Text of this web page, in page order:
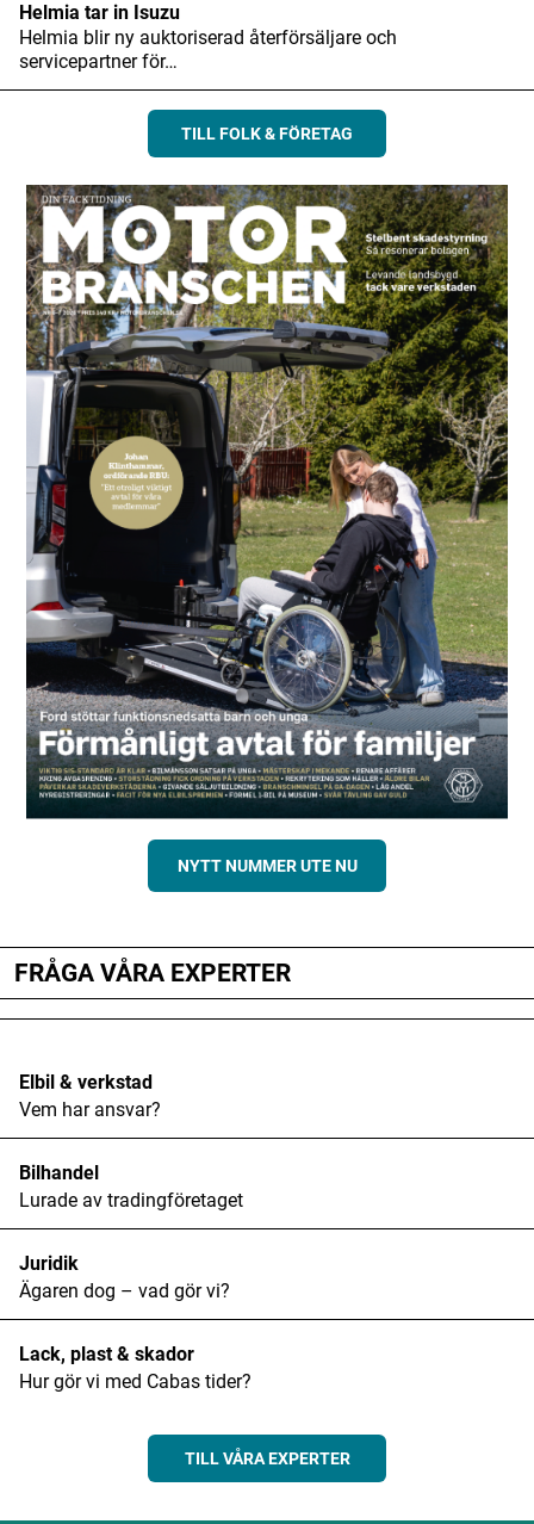
Helmia tar in Isuzu
Helmia blir ny auktoriserad återförsäljare och
servicepartner för…
TILL FOLK & FÖRETAG
NYTT NUMMER UTE NU
FRÅGA VÅRA EXPERTER
Elbil & verkstad
Vem har ansvar?
Bilhandel
Lurade av tradingföretaget
Juridik
Ägaren dog – vad gör vi?
Lack, plast & skador
Hur gör vi med Cabas tider?
TILL VÅRA EXPERTER